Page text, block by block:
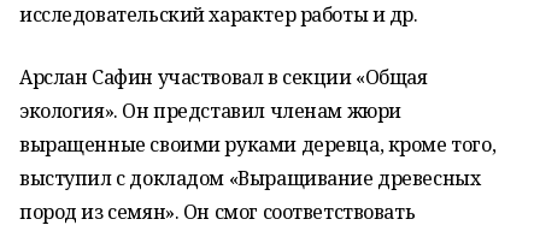
исследовательский характер работы и др.
Арслан Сафин участвовал в секции «Общая
экология». Он представил членам жюри
выращенные своими руками деревца, кроме того,
выступил с докладом «Выращивание древесных
пород из семян». Он смог соответствовать